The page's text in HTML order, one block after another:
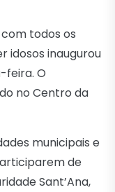
todos os
idosos inaugurou
feira. O
no Centro da
municipais e
de
Sant’Ana,